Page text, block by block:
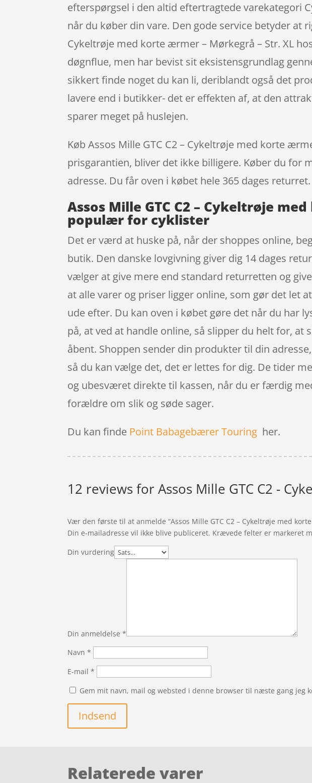
efterspørgsel i den altid eftertragtede varekategori
når du køber din vare. Den gode service betyder at
Cykeltrøje med korte ærmer – Mørkegrå – Str. XL
døgnflue, men har bevist sit eksistensgrundlag
sikkert finde noget du kan li, deriblandt også det
lavere end i butikker- det er effekten af, at den
sparer meget på huslejen.
Køb Assos Mille GTC C2 – Cykeltrøje med korte
prisgarantien, bliver det ikke billigere. Køber du for
adresse. Du får oven i købet hele 365 dages returret.
Assos Mille GTC C2 – Cykeltrøje
populær for cyklister
Det er værd at huske på, når der shoppes online,
butik. Den danske lovgivning giver dig 14 dages
vælger at give mere end standard returretten og
at alle varer og priser ligger online, som gør det let
ude efter. Du kan oven i købet gøre det når du har
på, at ved at handle online, så slipper du helt for,
åbent. Shoppen sender din produkter til din
så du kan vælge det, det er lettes for dig. De tider
og ubesværet direkte til kassen, når du er færdig
forældre om slik og søde sager.
Du kan finde Point Babagebærer Touring her.
12 reviews forAssos Mille GTC C2 -
Vær den første til at anmelde “Assos Mille GTC C2 – Cykeltrøje med
Din e-mailadresse vil ikke blive publiceret. Krævede felter er markeret
Din vurdering
Din anmeldelse*
Navn*
E-mail*
Gem mit navn, mail og websted i denne browser til næste gang jeg
Indsend
Relaterede varer